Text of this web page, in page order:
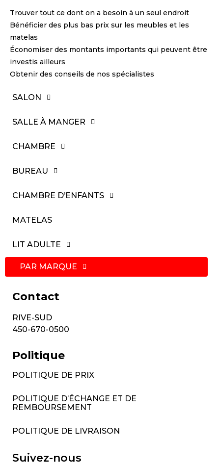
Trouver tout ce dont on a besoin à un seul endroit
Bénéficier des plus bas prix sur les meubles et les
matelas
Économiser des montants importants qui peuvent être
investis ailleurs
Obtenir des conseils de nos spécialistes
SALON
SALLE À MANGER
CHAMBRE
BUREAU
CHAMBRE D’ENFANTS
MATELAS
LIT ADULTE
PAR MARQUE
Contact
RIVE-SUD
450-670-0500
Politique
POLITIQUE DE PRIX
POLITIQUE D’ÉCHANGE ET DE
REMBOURSEMENT
POLITIQUE DE LIVRAISON
Suivez-nous